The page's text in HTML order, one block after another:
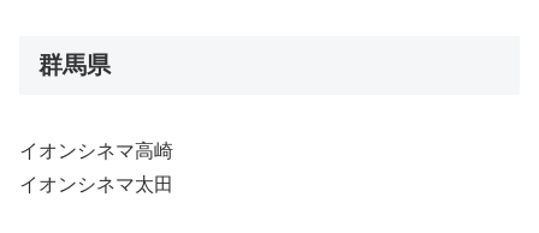
群馬県
イオンシネマ高崎
イオンシネマ太田